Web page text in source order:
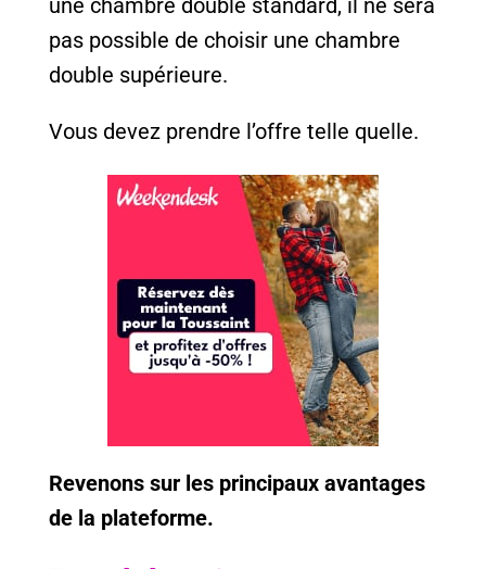
pas possible de choisir une chambre
double supérieure.
Vous devez prendre l’offre telle quelle.
Revenons sur les principaux avantages
de la plateforme.